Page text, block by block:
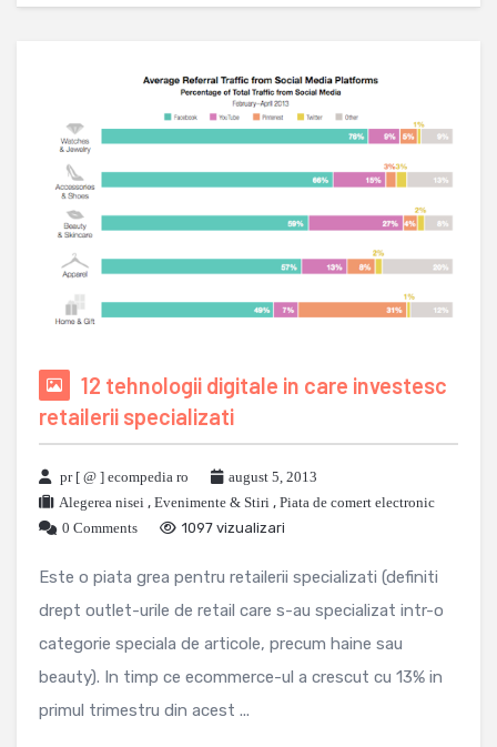
12 tehnologii digitale in care investesc
retailerii specializati
pr [ @ ] ecompedia ro
august 5, 2013
Alegerea nisei , Evenimente & Stiri , Piata de comert electronic
0 Comments
1097 vizualizari
Este o piata grea pentru retailerii specializati (definiti
drept outlet-urile de retail care s-au specializat intr-o
categorie speciala de articole, precum haine sau
beauty). In timp ce ecommerce-ul a crescut cu 13% in
primul trimestru din acest ...